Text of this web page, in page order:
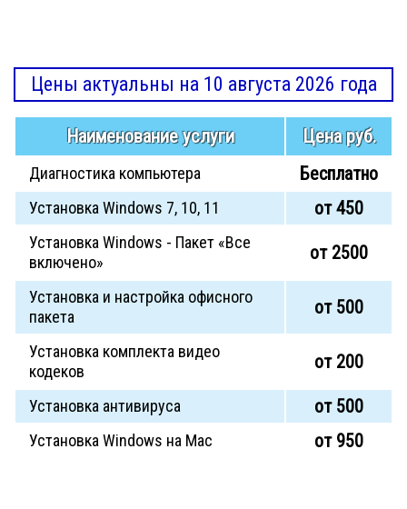
Цены актуальны на 10 августа 2026 года
Наименование услуги Цена руб.
Диагностика компьютера Бесплатно
Установка Windows 7, 10, 11 от 450
Установка Windows - Пакет «Все
включено»
от 2500
Установка и настройка офисного
пакета
от 500
Установка комплекта видео
кодеков
от 200
Установка антивируса от 500
Установка Windows на Mac от 950